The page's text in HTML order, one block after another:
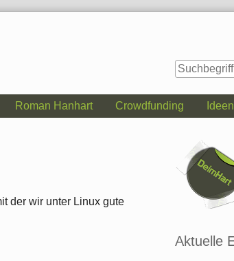
Roman Hanhart Crowdfunding Ideen
der wir unter Linux gute
Seitenleiste
Aktuelle